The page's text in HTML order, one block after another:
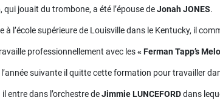
, qui jouait du trombone, a été l’épouse deJonah JONES.
à l’école supérieure de Louisville dans le Kentucky, il
professionnellement avec les« Ferman Tapp’s
suivante il quitte cette formation pour travailler
entre dans l’orchestre deJimmie LUNCEFORDdans